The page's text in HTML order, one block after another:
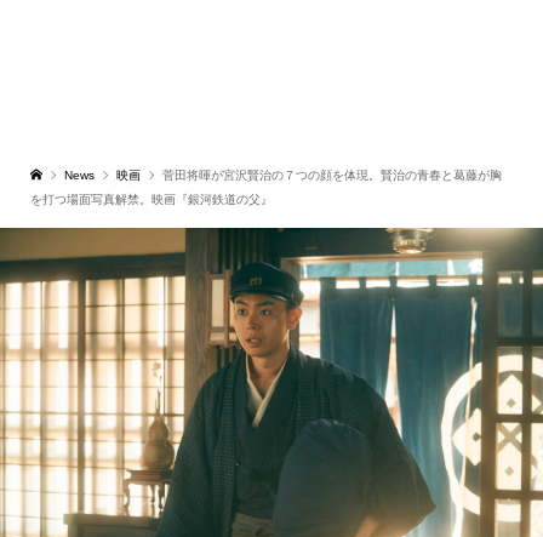
News 映画
菅田将暉が宮沢賢治の７つの顔を体現。賢治の青春と葛藤が胸
を打つ場面写真解禁。映画『銀河鉄道の父』